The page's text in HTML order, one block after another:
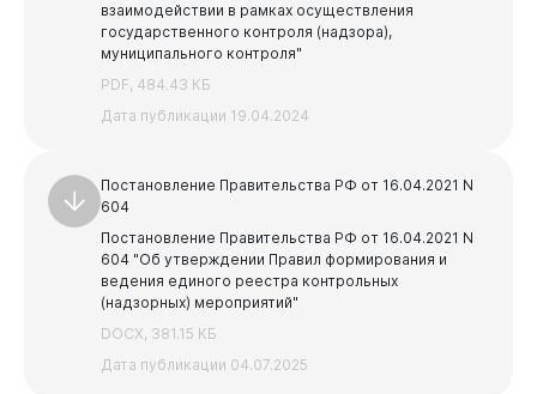
Новокузнецк
взаимодействии в рамках осуществления
государственного контроля (надзора),
муниципального контроля"
PDF, 484.43 КБ
Дата публикации 19.04.2024
Постановление Правительства РФ от 16.04.2021 N
604
Постановление Правительства РФ от 16.04.2021 N
604 "Об утверждении Правил формирования и
ведения единого реестра контрольных
(надзорных) мероприятий"
DOCX, 381.15 КБ
Дата публикации 04.07.2025